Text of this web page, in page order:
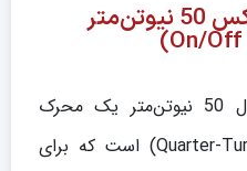
اکچویتور برقی نوجیکس 50 نیوتن‌متر
اکچویتور برقی نوجیکس مدل 50 نیوتن‌متر یک محرک
الکتریکی چرخشی ربع‌گرد (Quarter-Turn) است که برای